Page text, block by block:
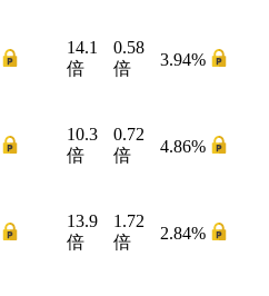
14.1
倍
0.58
倍
3.94%
10.3
倍
0.72
倍
4.86%
13.9
倍
1.72
倍
2.84%